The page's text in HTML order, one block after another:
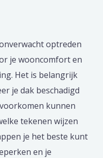
optreden
je wooncomfort en
Het is belangrijk
je dak beschadigd
kunnen
tekenen wijzen
je het beste kunt
en je